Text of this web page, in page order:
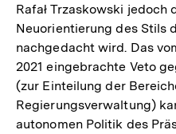
Rafał Trzaskowski jedoch
Neuorientierung des Stils
nachgedacht wird. Das
2021 eingebrachte Veto
(zur Einteilung der
Regierungsverwaltung)
autonomen Politik des